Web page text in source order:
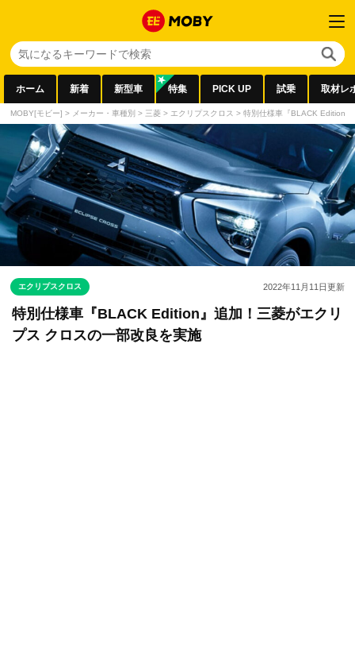
ホーム 新着 新型車 特集 PICK UP 試乗 取材レ
MOBY[モビー] > メーカー・車種別 > 三菱 > エクリプスクロス > 特別仕様車『BLACK Edition
エクリプスクロス 2022年11月11日更新
特別仕様車『BLACK Edition』追加！三菱がエクリ
プス クロスの一部改良を実施